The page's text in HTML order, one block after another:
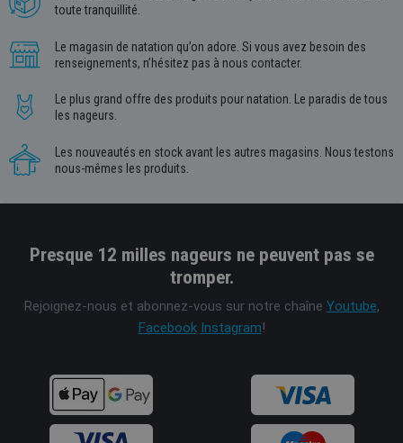
toute tranquillité.
Le magasin de natation qu’on adore. Si vous avez besoin des
renseignements, n’hésitez pas à nous contacter.
Le plus grand offre des produits pour natation. Le paradis de tous
les nageurs.
Les nouveautés en stock avant les autres magasins. Nous testons
nous-mêmes les produits.
Presque 12 milles nageurs ne peuvent pas se
tromper.
Rejoignez-nous et abonnez-vous sur notre chaîne Youtube,
Facebook Instagram!